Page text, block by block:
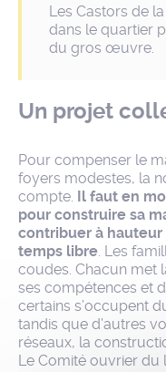
Les Castors de
dans le quartier
du gros œuvre.
Les Castors
grâce à
Un projet
Pour compenser le
foyers modestes, la
compte. Il faut en
pour construire sa
contribuer à hauteur
temps libre . Les
coudes. Chacun met
ses compétences et
certains s’occupent
tandis que d’autres
réseaux, la
Le Comité ouvrier du